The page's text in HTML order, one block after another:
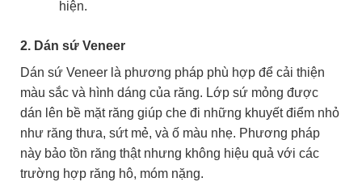
hiện.
2. Dán sứ Veneer
Dán sứ Veneer là phương pháp phù hợp để cải thiện
màu sắc và hình dáng của răng. Lớp sứ mỏng được
dán lên bề mặt răng giúp che đi những khuyết điểm nhỏ
như răng thưa, sứt mẻ, và ố màu nhẹ. Phương pháp
này bảo tồn răng thật nhưng không hiệu quả với các
trường hợp răng hô, móm nặng.